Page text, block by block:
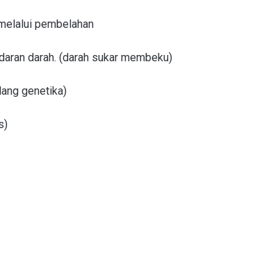
pembelahan
darah. (darah sukar membeku)
genetika)